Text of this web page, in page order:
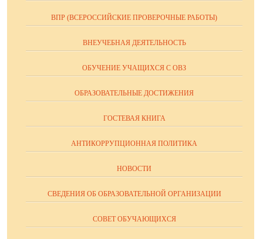
ВПР (ВСЕРОССИЙСКИЕ ПРОВЕРОЧНЫЕ РАБОТЫ)
ВНЕУЧЕБНАЯ ДЕЯТЕЛЬНОСТЬ
ОБУЧЕНИЕ УЧАЩИХСЯ С ОВЗ
ОБРАЗОВАТЕЛЬНЫЕ ДОСТИЖЕНИЯ
ГОСТЕВАЯ КНИГА
АНТИКОРРУПЦИОННАЯ ПОЛИТИКА
НОВОСТИ
СВЕДЕНИЯ ОБ ОБРАЗОВАТЕЛЬНОЙ ОРГАНИЗАЦИИ
СОВЕТ ОБУЧАЮЩИХСЯ